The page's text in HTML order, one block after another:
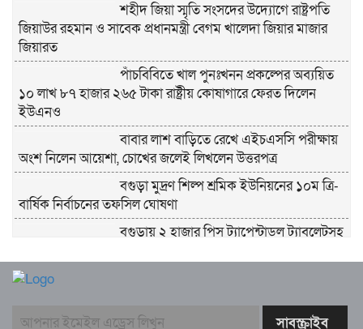
শহীদ জিয়া স্মৃতি সংসদের উদ্যোগে রাষ্ট্রপতি
জিয়াউর রহমান ও সাবেক প্রধানমন্ত্রী বেগম খালেদা জিয়ার মাজার
জিয়ারত
পাঁচবিবিতে খাল পুনঃখনন প্রকল্পের অব্যয়িত
১০ লাখ ৮৭ হাজার ২৬৫ টাকা রাষ্ট্রীয় কোষাগারে ফেরত দিলেন
ইউএনও
বাবার লাশ বাড়িতে রেখে এইচএসসি পরীক্ষায়
অংশ নিলেন আয়েশা, চোখের জলেই লিখলেন উত্তরপত্র
বগুড়া মুদ্রণ শিল্প শ্রমিক ইউনিয়নের ১০ম ত্রি-
বার্ষিক নির্বাচনের তফসিল ঘোষণা
বগুড়ায় ২ হাজার পিস ট্যাপেন্টাডল ট্যাবলেটসহ
নরসিংদীর শিবপুরে তিনটি গরুকে বিষ খাইয়ে